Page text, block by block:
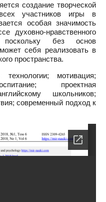
создание творческой
участников игры в
особая значимость
духовно-нравственного
поскольку без основ
себя реализовать в
пространства.
технологии; мотивация;
проектная
школьников;
современный подход к